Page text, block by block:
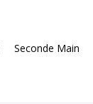
Seconde Main